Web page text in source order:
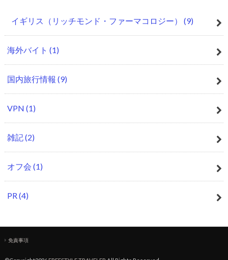
イギリス（リッチモンド・ファーマコロジー） (9)
海外バイト (1)
国内旅行情報 (9)
VPN (1)
雑記(2)
オフ会 (1)
PR(4)
免責事項